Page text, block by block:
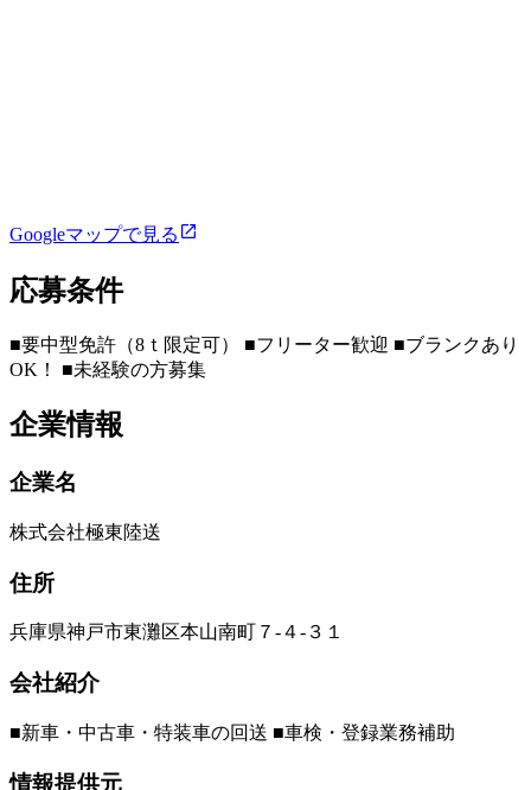
Googleマップで見る
応募条件
■要中型免許（8ｔ限定可） ■フリーター歓迎 ■ブランクあり
OK！ ■未経験の方募集
企業情報
企業名
株式会社極東陸送
住所
兵庫県神戸市東灘区本山南町７‐４‐３１
会社紹介
■新車・中古車・特装車の回送 ■車検・登録業務補助
情報提供元